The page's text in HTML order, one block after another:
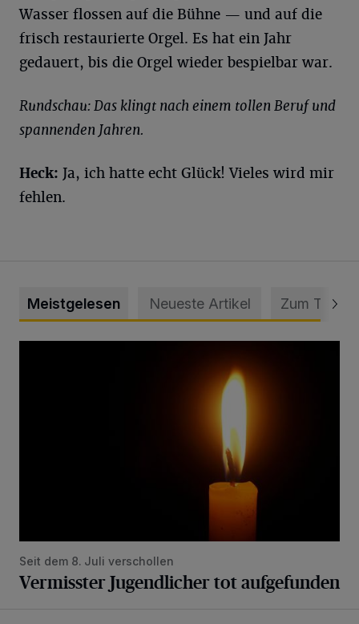
Wasser flossen auf die Bühne — und auf die
frisch restaurierte Orgel. Es hat ein Jahr
gedauert, bis die Orgel wieder bespielbar war.
Rundschau: Das klingt nach einem tollen Beruf und
spannenden Jahren.
Heck: Ja, ich hatte echt Glück! Vieles wird mir
fehlen.
Meistgelesen Neueste Artikel Zum Thema
Seit dem 8. Juli verschollen
Vermisster Jugendlicher tot aufgefunden